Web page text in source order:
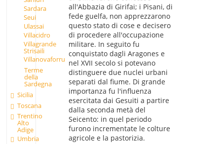
Sardara
Seui
Ulassai
Villacidro
Villagrande
Strisaili
Villanovaforru
Terme
della
Sardegna
Sicilia
Toscana
Trentino
Alto
Adige
Umbria
all'Abbazia di Girifai; i Pisani, di
fede guelfa, non apprezzarono
questo stato di cose e decisero
di procedere all'occupazione
militare. In seguito fu
conquistato dagli Aragones e
nel XVII secolo si potevano
distinguere due nuclei urbani
separati dal fiume. Di grande
importanza fu l'influenza
esercitata dai Gesuiti a partire
dalla seconda metà del
Seicento: in quel periodo
furono incrementate le colture
agricole e la pastorizia.